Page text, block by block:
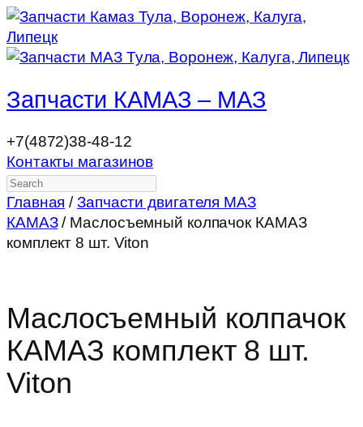
Запчасти КАМАЗ – МАЗ
+7(4872)38-48-12
Контакты магазинов
Search
Главная /Запчасти двигателя МАЗ
КАМАЗ/ Маслосъемный колпачок КАМАЗ
комплект 8 шт. Viton
Маслосъемный колпачок
КАМАЗ комплект 8 шт.
Viton